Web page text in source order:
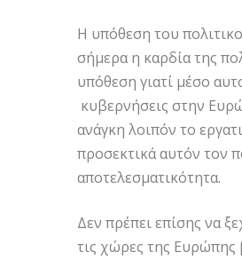
Η υπόθεση του
σήμερα η καρδία της
υπόθεση γιατί μέσο
κυβερνήσεις στην
ανάγκη λοιπόν το
προσεκτικά αυτόν τον
αποτελεσματικότητα.
Δεν πρέπει επίσης να
τις χώρες της Ευρώπης